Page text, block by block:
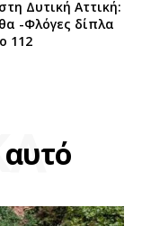
Δυτική Αττική:
-Φλόγες δίπλα
112